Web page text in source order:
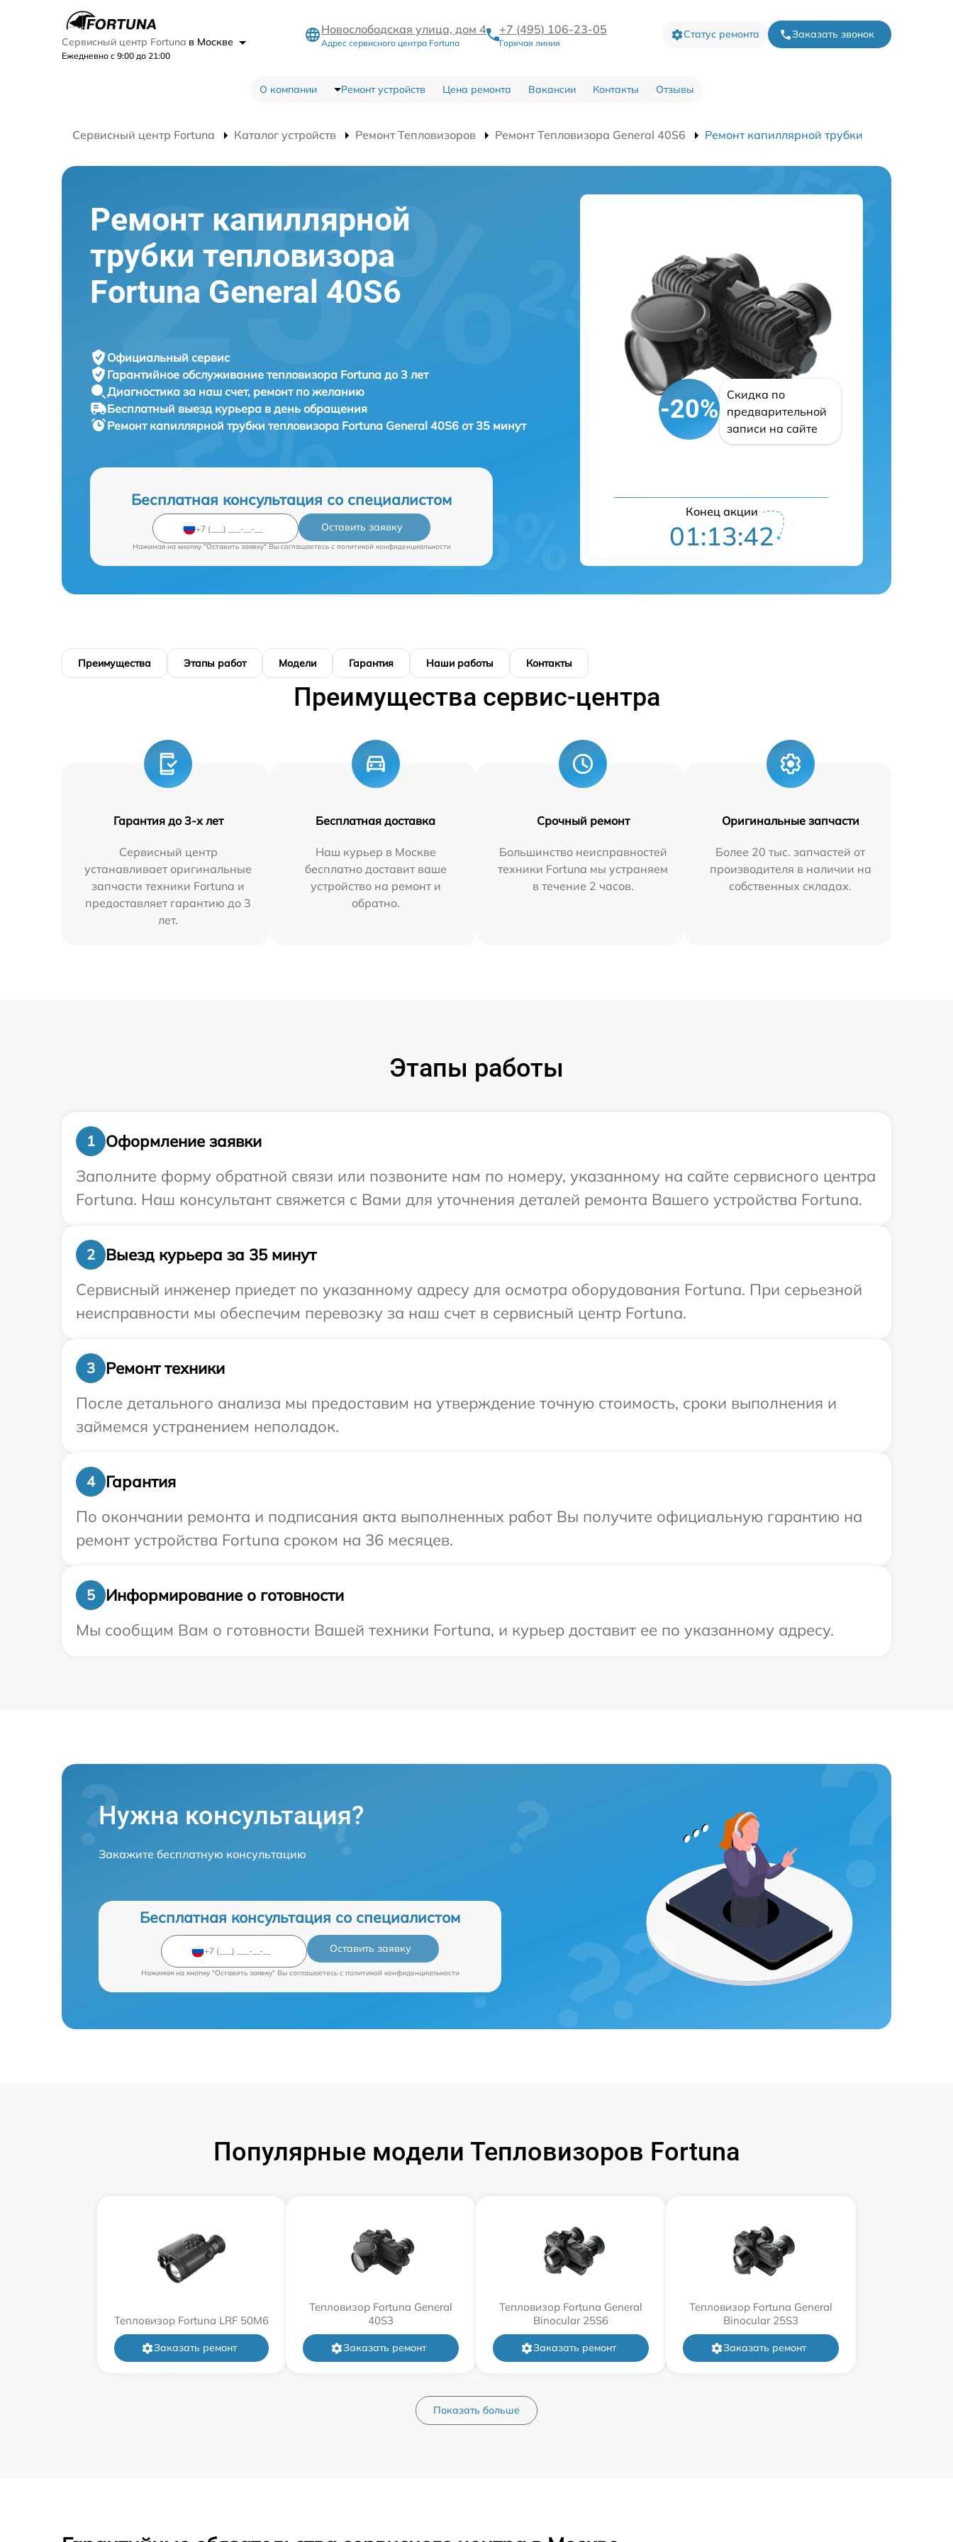
Сервисный центр Fortuna в Москве
Ежедневно с 9:00 до 21:00
Новослободская улица, дом 4
Адрес сервисного центра Fortuna
+7 (495) 106-23-05
Горячая линия
Статус ремонта Заказать звонок
О компании Ремонт устройств Цена ремонта Вакансии Контакты Отзывы
Сервисный центр Fortuna Каталог устройств Ремонт Тепловизоров Ремонт Тепловизора General 40S6 Ремонт капиллярной трубки
Ремонт капиллярной
трубки тепловизора
Fortuna General 40S6
Официальный сервис
Гарантийное обслуживание тепловизора Fortuna до 3 лет
Диагностика за наш счет, ремонт по желанию
Бесплатный выезд курьера в день обращения
Ремонт капиллярной трубки тепловизора Fortuna General 40S6 от 35 минут
Бесплатная консультация со специалистом
Оставить заявку
Нажимая на кнопку "Оставить заявку" Вы соглашаетесь c политикой конфиденциальности
-20%
Скидка по
предварительной
записи на сайте
Конец акции
01:13:41
Преимущества Этапы работ Модели Гарантия Наши работы Контакты
Преимущества сервис-центра
Гарантия до 3-х лет
Сервисный центр
устанавливает оригинальные
запчасти техники Fortuna и
предоставляет гарантию до 3
лет.
Бесплатная доставка
Наш курьер в Москве
бесплатно доставит ваше
устройство на ремонт и
обратно.
Срочный ремонт
Большинство неисправностей
техники Fortuna мы устраняем
в течение 2 часов.
Оригинальные запчасти
Более 20 тыс. запчастей от
производителя в наличии на
собственных складах.
Этапы работы
1
Оформление заявки
Заполните форму обратной связи или позвоните нам по номеру, указанному на сайте сервисного центра
Fortuna. Наш консультант свяжется с Вами для уточнения деталей ремонта Вашего устройства Fortuna.
2
Выезд курьера за 35 минут
Сервисный инженер приедет по указанному адресу для осмотра оборудования Fortuna. При серьезной
неисправности мы обеспечим перевозку за наш счет в сервисный центр Fortuna.
3
Ремонт техники
После детального анализа мы предоставим на утверждение точную стоимость, сроки выполнения и
займемся устранением неполадок.
4
Гарантия
По окончании ремонта и подписания акта выполненных работ Вы получите официальную гарантию на
ремонт устройства Fortuna сроком на 36 месяцев.
5
Информирование о готовности
Мы сообщим Вам о готовности Вашей техники Fortuna, и курьер доставит ее по указанному адресу.
Нужна консультация?
Закажите бесплатную консультацию
Бесплатная консультация со специалистом
Оставить заявку
Нажимая на кнопку "Оставить заявку" Вы соглашаетесь c политикой конфиденциальности
Популярные модели Тепловизоров Fortuna
Тепловизор Fortuna LRF 50M6
Заказать ремонт
Тепловизор Fortuna General
40S3
Заказать ремонт
Тепловизор Fortuna General
Binocular 25S6
Заказать ремонт
Тепловизор Fortuna General
Binocular 25S3
Заказать ремонт
Показать больше